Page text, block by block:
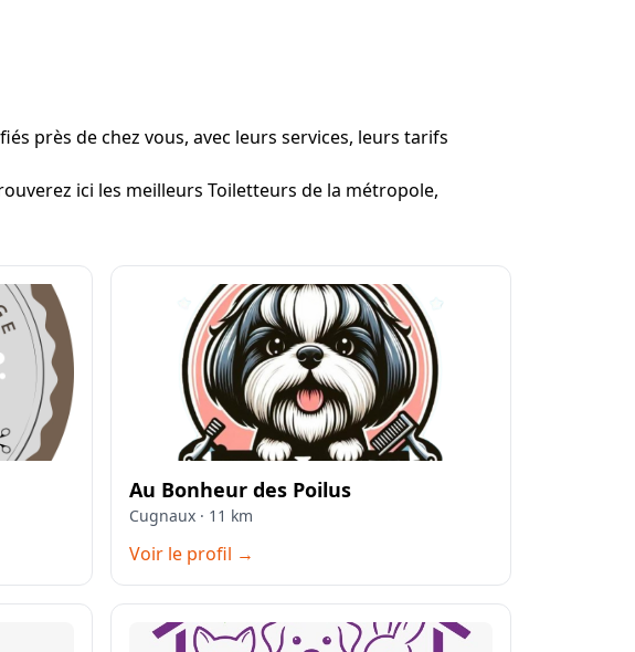
près de chez vous, avec leurs services, leurs tarifs
ici les meilleurs Toiletteurs de la métropole,
Au Bonheur des Poilus
Cugnaux · 11 km
Voir le profil →